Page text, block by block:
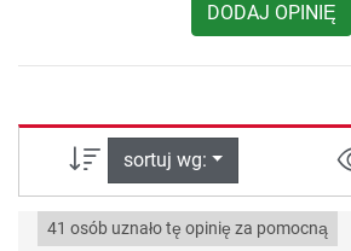
DODAJ OPINIĘ
sortuj wg:
41 osób uznało tę opinię za pomocną